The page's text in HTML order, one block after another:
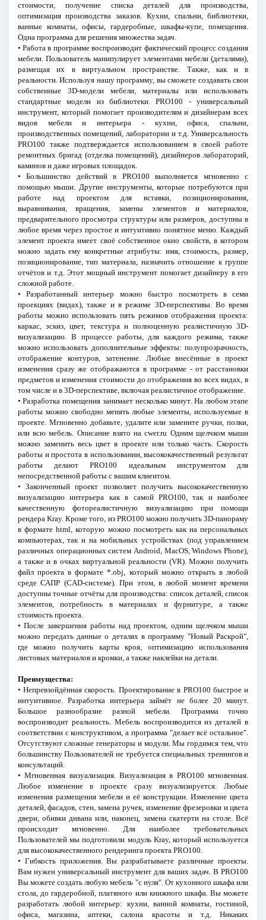
стоимости, получение списка деталей для производства,
оптимизация производства заказов. Кухни, спальни, библиотеки,
ванные комнаты, офисы, гардеробные, шкафы-купе, помещения.
Одна программа для решения множества задач.
• Работа в программе воспроизводит фактический процесс создания
мебели. Пользователь манипулирует элементами мебели (деталями),
размещая их в виртуальном пространстве. Также, как и в
реальности. Используя нашу программу, вы сможете создавать свои
собственные 3D-модели мебели, материалы или использовать
стандартные модели из библиотеки. PRO100 - универсальный
инструмент, который помогает производителям и дизайнерам всех
видов мебели и интерьера - кухни, офиса, спальни,
производственных помещений, лаборатории и т.д. Универсальность
PRO100 также подтверждается использованием в своей работе
ремонтных бригад (отделка помещений), дизайнеров лабораторий,
каминов и даже игровых площадок.
• Большинство действий в PRO100 выполняется мгновенно с
помощью мыши. Другие инструменты, которые потребуются при
работе над проектом для вставки, позиционирования,
выравнивания, вращения, замены элементов и материалов,
предварительного просмотра структуры или размеров, доступны в
любое время через простое и интуитивно понятное меню. Каждый
элемент проекта имеет своё собственное окно свойств, в котором
можно задать ему конкретные атрибуты: имя, стоимость, размер,
позиционирование, тип материала, назначить отношение к группе
отчётов и т.д. Этот мощный инструмент помогает дизайнеру в его
сложной работе.
• Разработанный интерьер можно быстро посмотреть в семи
проекциях (видах), также и в режиме 3D-перспективы. Во время
работы можно использовать пять режимов отображения проекта:
каркас, эскиз, цвет, текстура и полноценную реалистичную 3D-
визуализацию. В процессе работы, для каждого режима, также
можно использовать дополнительные эффекты: полупрозрачность,
отображение контуров, затенение. Любые внесённые в проект
изменения сразу же отображаются в программе - от расстановки
предметов и изменения стоимости до отображения во всех видах, в
том числе и в 3D-перспективе, включая реалистичное отображение.
• Разработка помещения занимает несколько минут. На любом этапе
работы можно свободно менять любые элементы, используемые в
проекте. Мгновенно добавьте, удалите или замените ручки, полки,
или всю мебель. Описание взято на cwer.ru Одним щелчком мыши
можно заменить весь цвет в проекте или только часть. Скорость
работы и простота в использовании, высококачественный результат
работы делают PRO100 идеальным инструментом для
непосредственной работы с вашим клиентом.
• Законченный проект позволяет получить высококачественную
визуализацию интерьера как в самой PRO100, так и наиболее
качественную фотореалистичную визуализацию при помощи
рендера Kray. Кроме того, из PRO100 можно получить 3D-панораму
в формате html, которую можно посмотреть как на персональных
компьютерах, так и на мобильных устройствах (под управлением
различных операционных систем Android, MacOS, Windows Phone),
а также и в очках виртуальной реальности (VR). Можно получить
файл проекта в формате *.obj, который можно открыть в любой
среде САПР (CAD-системе). При этом, в любой момент времени
доступны точные отчёты для производства: список деталей, список
элементов, потребность в материалах и фурнитуре, а также
стоимость проекта.
• После завершения работы над проектом, одним щелчком мыши
можно передать данные о деталях в программу "Новый Раскрой",
где можно получить карты кроя, оптимизацию использования
листовых материалов и кромки, а также наклейки на детали.
Преимущества:
• Непревзойдённая скорость. Проектирование в PRO100 быстрое и
интуитивное. Разработка интерьера займёт не более 20 минут.
Большое разнообразие разной мебели. Программа точно
воспроизводит реальность. Мебель воспроизводится из деталей в
соответствии с конструктивом, а программа "делает всё остальное".
Отсутствуют сложные генераторы и модули. Мы гордимся тем, что
большинству Пользователей не требуется специальных тренингов и
консультаций.
• Мгновенная визуализация. Визуализация в PRO100 мгновенная.
Любое изменение в проекте сразу визуализируется. Любые
изменения размещения мебели и её конструкции. Изменение цвета
деталей, фасадов, стен, замена ручек, изменение фрезеровки и цвета
двери, обивки дивана или, наконец, замена скатерти на столе. Всё
происходит мгновенно. Для наиболее требовательных
Пользователей мы подготовили модуль Kray, который используется
для высококачественного рендеринга проекта PRO100.
• Гибкость приложения. Вы разрабатываете различные проекты.
Вам нужен универсальный инструмент для ваших задач. В PRO100
Вы можете создать любую мебель "с нуля". От кухонного шкафа или
стола, до гардеробной, платяного или книжного шкафа. Вы можете
разработать любой интерьер: кухни, ванной комнаты, гостиной,
офиса, магазина, аптеки, салона красоты и т.д. Никаких